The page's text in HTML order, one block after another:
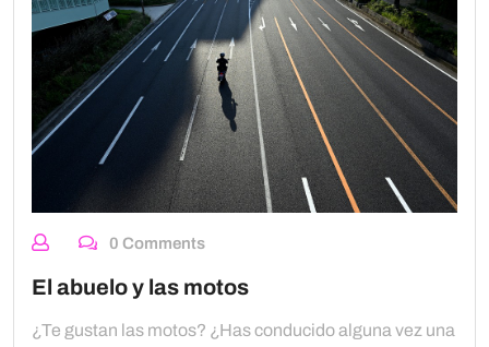
0 Comments
El abuelo y las motos
¿Te gustan las motos? ¿Has conducido alguna vez una